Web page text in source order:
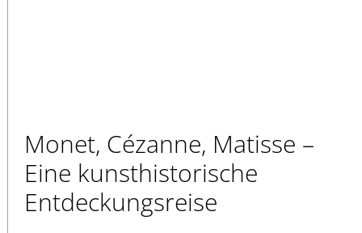
Monet, Cézanne, Matisse –
Eine kunsthistorische
Entdeckungsreise